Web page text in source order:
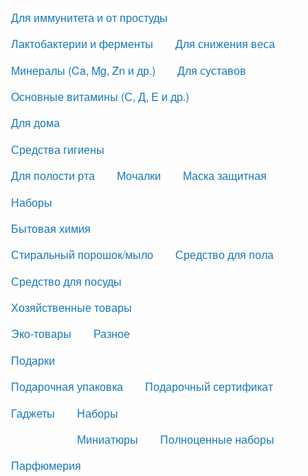
Для иммунитета и от простуды
Лактобактерии и ферменты
Для снижения веса
Минералы (Ca, Mg, Zn и др.)
Для суставов
Основные витамины (С, Д, Е и др.)
Для дома
Средства гигиены
Для полости рта
Мочалки
Маска защитная
Наборы
Бытовая химия
Стиральный порошок/мыло
Средство для пола
Средство для посуды
Хозяйственные товары
Эко-товары
Разное
Подарки
Подарочная упаковка
Подарочный сертификат
Гаджеты
Наборы
Миниатюры
Полноценные наборы
Парфюмерия